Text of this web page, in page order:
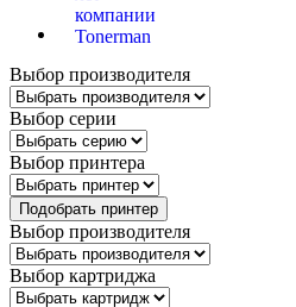
Выбор производителя
Выбор серии
Выбор принтера
Подобрать принтер
Выбор производителя
Выбор картриджа